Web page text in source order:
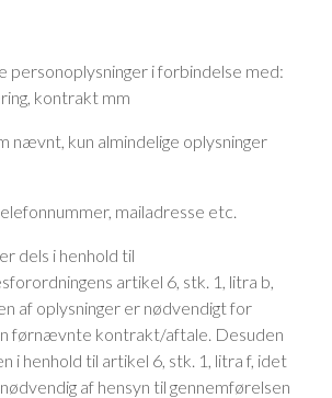
personoplysninger i forbindelse med:
kontrakt mm
nævnt, kun almindelige oplysninger
mailadresse etc.
dels i henhold til
artikel 6, stk. 1, litra b,
af oplysninger er nødvendigt for
førnævnte kontrakt/aftale. Desuden
i henhold til artikel 6, stk. 1, litra f, idet
af hensyn til gennemførelsen